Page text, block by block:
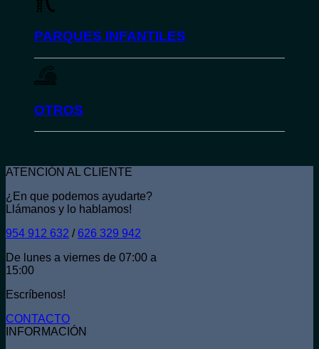
PARQUES INFANTILES
OTROS
ATENCIÓN AL CLIENTE
¿En que podemos ayudarte?
Llámanos y lo hablamos!
954 912 632 / 626 329 942
De lunes a viernes de 07:00 a
15:00
Escríbenos!
CONTACTO
INFORMACIÓN